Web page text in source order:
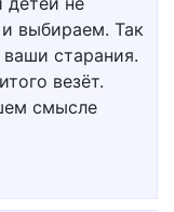
выбираем. Так
старания.
везёт.
смысле